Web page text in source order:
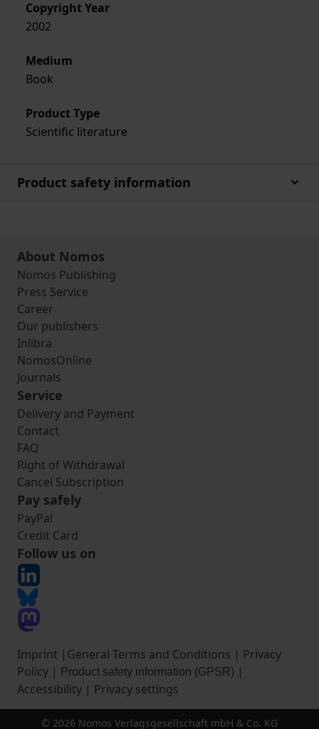
Copyright Year
2002
Medium
Book
Product Type
Scientific literature
Product safety information
About Nomos
Nomos Publishing
Press Service
Career
Our publishers
Inlibra
NomosOnline
Journals
Service
Delivery and Payment
Contact
FAQ
Right of Withdrawal
Cancel Subscription
Pay safely
PayPal
Credit Card
Follow us on
Imprint | General Terms and Conditions | Privacy
Policy | Product safety information (GPSR) |
Accessibility | Privacy settings
© 2026 Nomos Verlagsgesellschaft mbH & Co. KG